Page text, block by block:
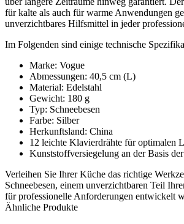
für kalte als auch für warme Anwendungen
unverzichtbares Hilfsmittel in jeder
Im Folgenden sind einige technische
Marke: Vogue
Abmessungen: 40,5 cm (L)
Material: Edelstahl
Gewicht: 180 g
Typ: Schneebesen
Farbe: Silber
Herkunftsland: China
12 leichte Klavierdrähte für optimalen
Kunststoffversiegelung an der Basis
Verleihen Sie Ihrer Küche das richtige
Schneebesen, einem unverzichtbaren Teil
für professionelle Anforderungen entwickelt
Ähnliche Produkte